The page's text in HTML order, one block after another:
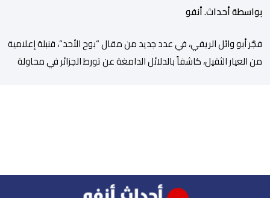
بواسطة أحداث. أنفو
فجَّر أبو وائل الريفي، في عدد جديد من مقال “بوح الأحد”، قنبلة إعلامية
من العيار الثقيل، كاشفاً بالدلائل الدامغة عن تورط الجزائر في محاولة